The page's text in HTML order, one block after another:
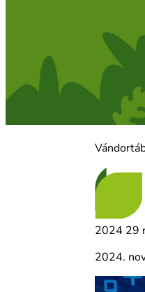
2024 29
2024.